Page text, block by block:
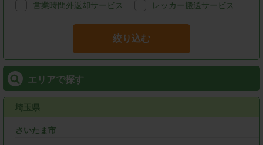
営業時間外返却サービス レッカー搬送サービス
絞り込む
エリアで探す
埼玉県
さいたま市